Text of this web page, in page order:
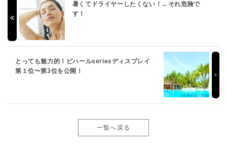
暑くてドライヤーしたくない！←それ危険で
す！
とっても魅力的！ビハールseriesディスプレイ
第１位〜第3位を公開！
一覧へ戻る